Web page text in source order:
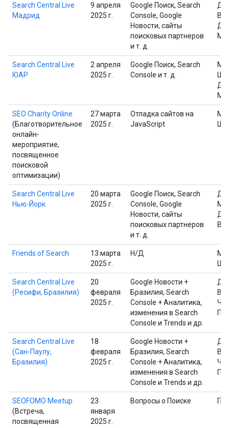
Search Central Live
Мадрид
9 апреля
2025 г.
Google Поиск, Search
Console, Google
Новости, сайты
поисковых партнеров
и т. д.
Search Central Live
ЮАР
2 апреля
2025 г.
Google Поиск, Search
Console и т. д.
SEO Charity Online
(Благотворительное
онлайн-
мероприятие,
посвященное
поисковой
оптимизации)
27 марта
2025 г.
Отладка сайтов на
JavaScript
Search Central Live
Нью-Йорк
20 марта
2025 г.
Google Поиск, Search
Console, Google
Новости, сайты
поисковых партнеров
и т. д.
Friends of Search
13 марта
2025 г.
Н/Д
Search Central Live
(Ресифи, Бразилия)
20
февраля
2025 г.
Google Новости +
Бразилия, Search
Console + Аналитика,
изменения в Search
Console и Trends и др.
Search Central Live
(Сан-Паулу,
Бразилия)
18
февраля
2025 г.
Google Новости +
Бразилия, Search
Console + Аналитика,
изменения в Search
Console и Trends и др.
SEOFOMO Meetup
(Встреча,
посвященная
23
января
2025 г.
Вопросы о Поиске